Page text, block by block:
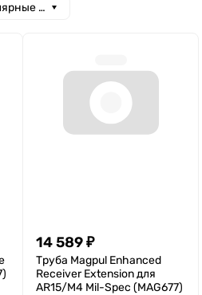
сначала
14 589₽
Труба Magpul Enhanced
Receiver Extension для
AR15/M4 Mil-Spec (MAG677)